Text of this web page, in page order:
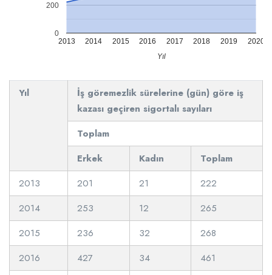
2013 2014 2015 2016 2017 2018 2019 2020
0
200
Yıl
Yıl
İş göremezlik sürelerine (gün) göre iş
kazası geçiren sigortalı sayıları
Toplam
Erkek
Kadın
Toplam
2013
201 21
222
2014
253 12
265
2015
236 32
268
2016
427 34
461